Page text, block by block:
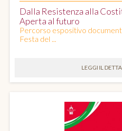
Dalla Resistenza alla
Aperta al futuro
Percorso espositivo
Festa del ...
LEGGI IL